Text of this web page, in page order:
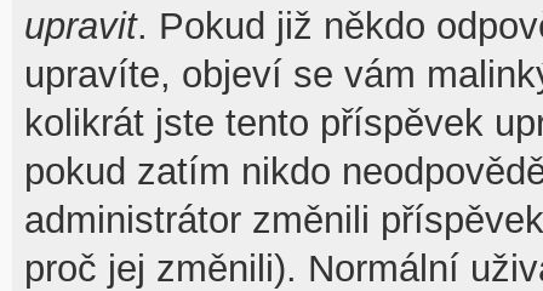
upravit. Pokud již někdo
upravíte, objeví se vám
kolikrát jste tento příspěvek
pokud zatím nikdo
administrátor změnili
proč jej změnili). Normální